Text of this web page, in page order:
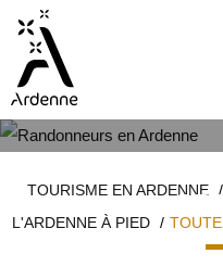
contenu
principal
d'ArianeTOURISME EN ARDENNE
L'ARDENNE À PIED